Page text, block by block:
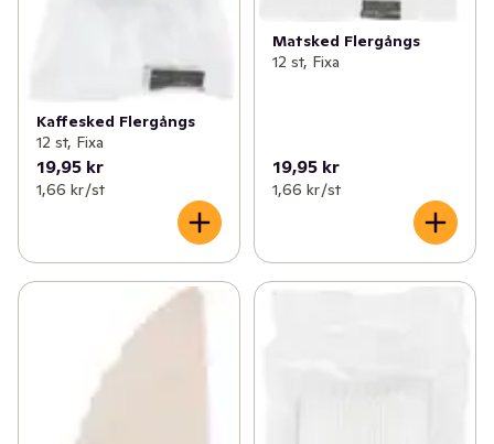
Kaffesked Flergångs
12 st, Fixa
19,95 kr
1,66 kr /st
Matsked Flergångs
12 st, Fixa
19,95 kr
1,66 kr /st